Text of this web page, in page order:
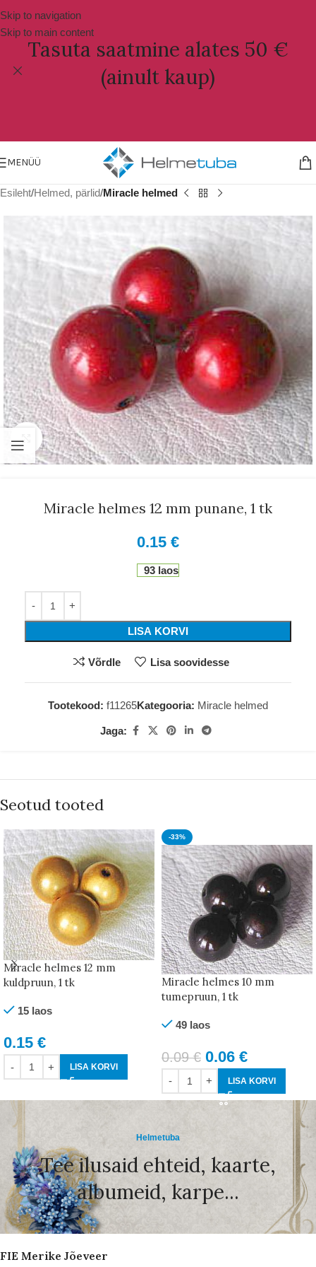
Skip to navigation
Skip to main content
Tasuta saatmine alates 50 €
(ainult kaup)
MENÜÜ
Esileht Helmed, pärlid Miracle helmed
Suurenda
Miracle helmes 12 mm punane, 1 tk
0.15 €
93 laos
LISA KORVI
Võrdle Lisa soovidesse
Tootekood: f11265Kategooria: Miracle helmed
Jaga:
Seotud tooted
Miracle helmes 12 mm
kuldpruun, 1 tk
15 laos
0.15 €
LISA KORVI
-33%
Miracle helmes 10 mm
tumepruun, 1 tk
49 laos
0.09€ 0.06 €
LISA KORVI
Helmetuba
Tee ilusaid ehteid, kaarte,
albumeid, karpe...
FIE Merike Jõeveer